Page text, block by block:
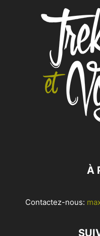
À
Contactez-nous: